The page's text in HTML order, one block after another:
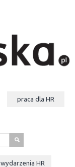
praca dla HR
s
wydarzeniaHR